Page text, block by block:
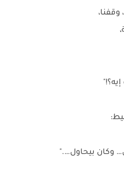
وكان بيحاول…."